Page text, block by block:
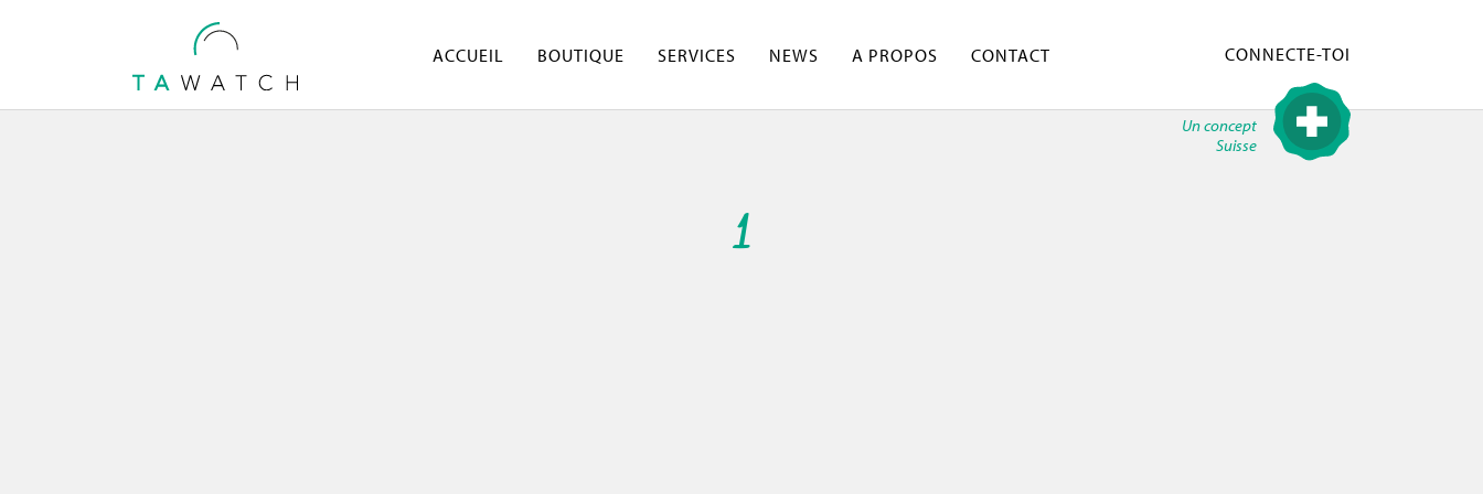
ACCUEIL
BOUTIQUE SERVICES NEWS A PROPOS CONTACT CONNECTE-TOI
Un concept
Suisse
1